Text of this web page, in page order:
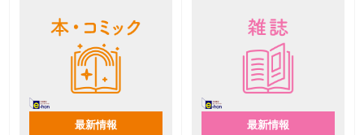
最新情報 最新情報